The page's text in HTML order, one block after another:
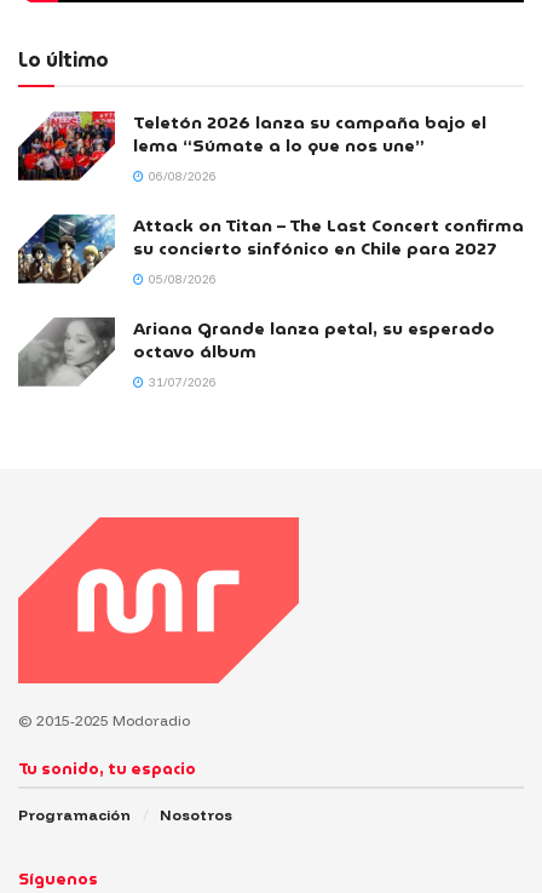
Lo último
Teletón 2026 lanza su campaña bajo el
lema “Súmate a lo que nos une”
06/08/2026
Attack on Titan – The Last Concert confirma
su concierto sinfónico en Chile para 2027
05/08/2026
Ariana Grande lanza petal, su esperado
octavo álbum
31/07/2026
© 2015-2025 Modoradio
Tu sonido, tu espacio
Programación Nosotros
Síguenos